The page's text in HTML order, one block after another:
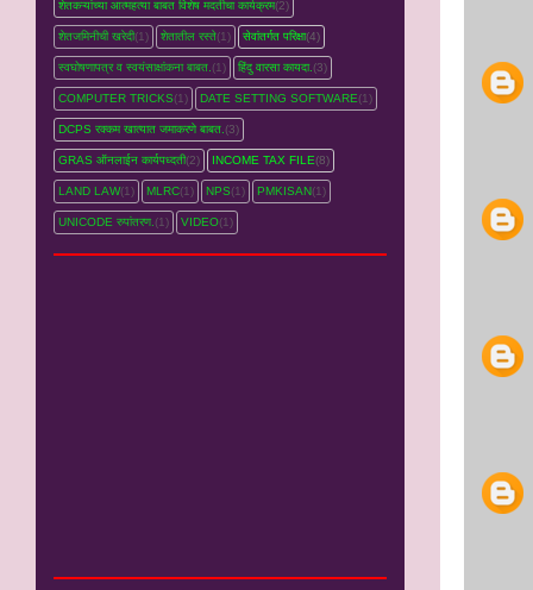
शेतकऱ्यांच्‍या आत्महत्‍या बाबत विशेष मदतीचा कार्यक्रम(2)
शेतजमिनीची खरेदी(1) शेतातील रस्‍ते(1) सेवांतर्गत परिक्षा(4)
स्वघोषणापत्र व स्वयंसाक्षांकना बाबत.(1) हिंदु वारसा कायदा.(3)
COMPUTER TRICKS(1) DATE SETTING SOFTWARE(1)
DCPS रक्‍कम खात्‍यात जमाकरणे बाबत.(3)
GRAS ऑनलाईन कार्यपध्‍दती(2) INCOME TAX FILE(8)
LAND LAW(1) MLRC(1) NPS(1) PMKISAN(1)
UNICODE रुपांतरण.(1) VIDEO(1)